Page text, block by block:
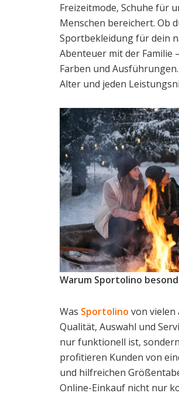
Freizeitmode, Schuhe für
Menschen bereichert. Ob
Sportbekleidung für dein
Abenteuer mit der Familie
Farben und
Alter und jeden
Warum Sportolino
Was Sportolino von vielen
Qualität, Auswahl und
nur funktionell ist,
profitieren Kunden von
und hilfreichen
Online-Einkauf nicht nur